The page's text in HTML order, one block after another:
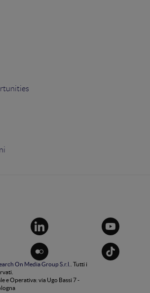
On Media Group S.r.l.
. Tutti i
e Operativa: via Ugo Bassi 7 -